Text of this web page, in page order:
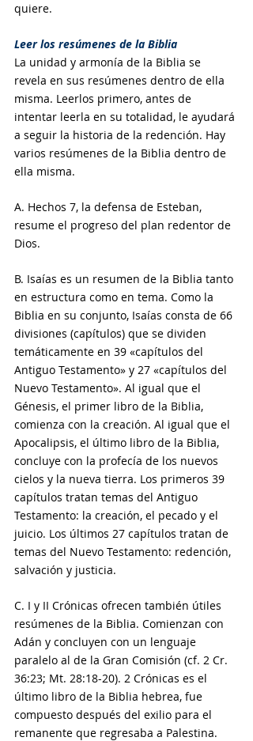
quiere.
Leer los resúmenes de la Biblia
La unidad y armonía de la Biblia se
revela en sus resúmenes dentro de ella
misma. Leerlos primero, antes de
intentar leerla en su totalidad, le ayudará
a seguir la historia de la redención. Hay
varios resúmenes de la Biblia dentro de
ella misma.
A. Hechos 7, la defensa de Esteban,
resume el progreso del plan redentor de
Dios.
B. Isaías es un resumen de la Biblia tanto
en estructura como en tema. Como la
Biblia en su conjunto, Isaías consta de 66
divisiones (capítulos) que se dividen
temáticamente en 39 «capítulos del
Antiguo Testamento» y 27 «capítulos del
Nuevo Testamento». Al igual que el
Génesis, el primer libro de la Biblia,
comienza con la creación. Al igual que el
Apocalipsis, el último libro de la Biblia,
concluye con la profecía de los nuevos
cielos y la nueva tierra. Los primeros 39
capítulos tratan temas del Antiguo
Testamento: la creación, el pecado y el
juicio. Los últimos 27 capítulos tratan de
temas del Nuevo Testamento: redención,
salvación y justicia.
C. I y II Crónicas ofrecen también útiles
resúmenes de la Biblia. Comienzan con
Adán y concluyen con un lenguaje
paralelo al de la Gran Comisión (cf. 2 Cr.
36:23; Mt. 28:18-20). 2 Crónicas es el
último libro de la Biblia hebrea, fue
compuesto después del exilio para el
remanente que regresaba a Palestina.